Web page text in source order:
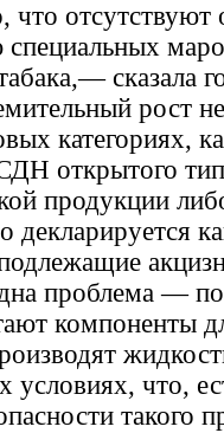
отсутствуют
сказала
рост
категориях,
открытого
продукции
декларируется
проблема —
компоненты
что,
такого